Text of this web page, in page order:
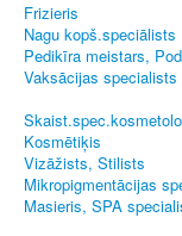
Frizieris
Nagu kopš.speciālists
Pedikīra meistars,
Vaksācijas specialists
Kosmētiķis
Vizāžists, Stilists
Mikropigmentācijas
Masieris, SPA